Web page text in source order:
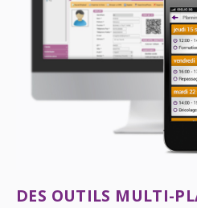
DES OUTILS MULTI-